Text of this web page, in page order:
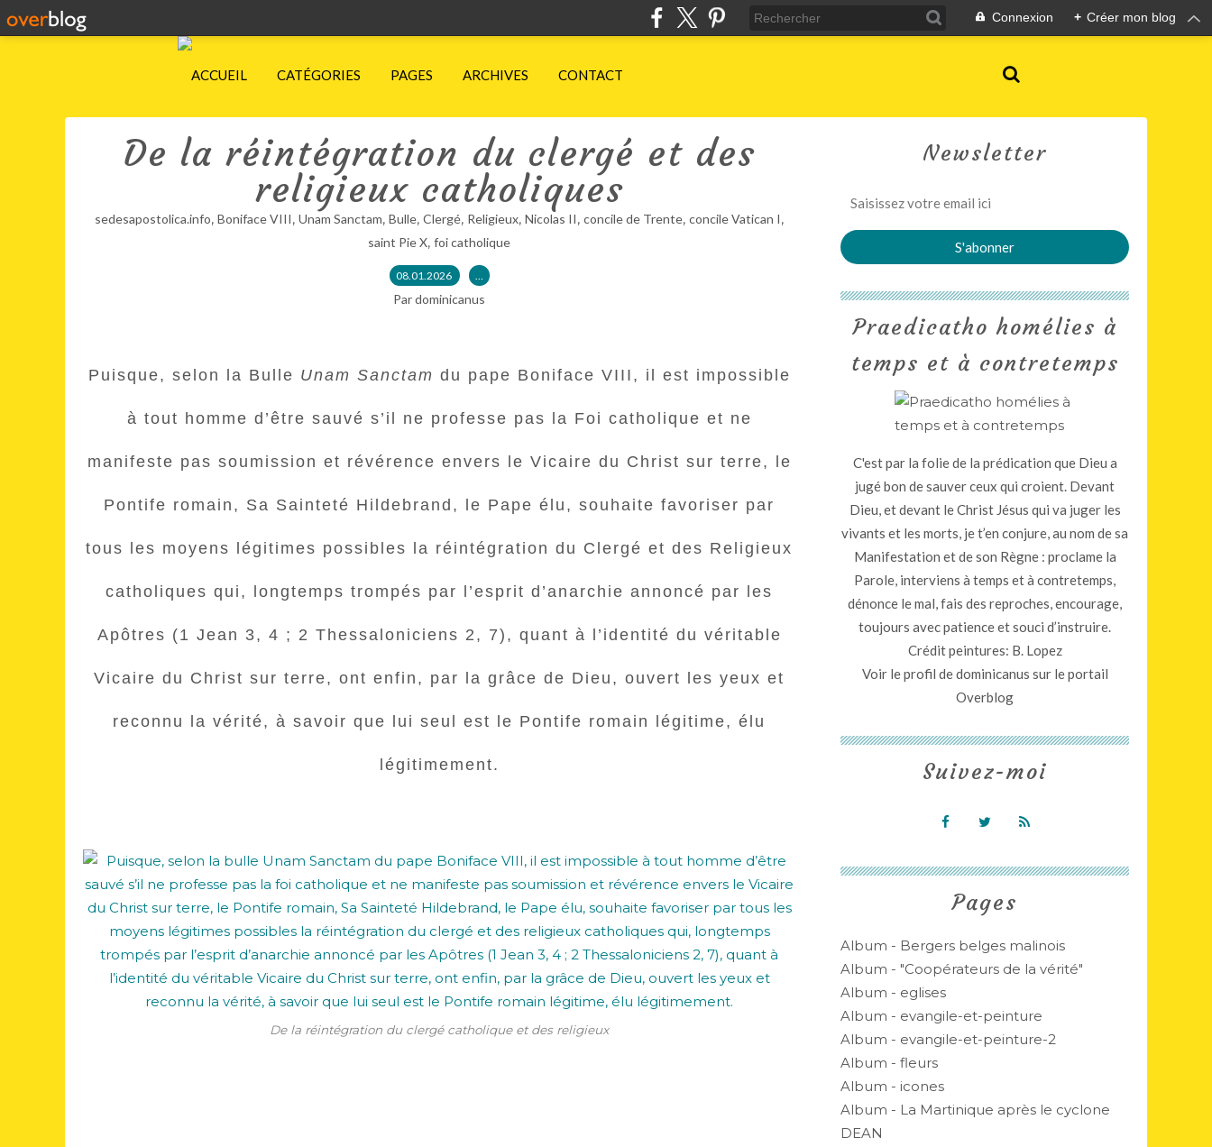
Connexion + Créer mon blog
ACCUEIL CATÉGORIES PAGES ARCHIVES CONTACT
De la réintégration du clergé et des
religieux catholiques
sedesapostolica.info, Boniface VIII, Unam Sanctam, Bulle, Clergé, Religieux, Nicolas II, concile de Trente, concile Vatican I,
saint Pie X, foi catholique
08.01.2026 …
Par dominicanus
Puisque, selon la Bulle Unam Sanctam du pape Boniface VIII, il est impossible
à tout homme d’être sauvé s’il ne professe pas la Foi catholique et ne
manifeste pas soumission et révérence envers le Vicaire du Christ sur terre, le
Pontife romain, Sa Sainteté Hildebrand, le Pape élu, souhaite favoriser par
tous les moyens légitimes possibles la réintégration du Clergé et des Religieux
catholiques qui, longtemps trompés par l’esprit d’anarchie annoncé par les
Apôtres (1 Jean 3, 4 ; 2 Thessaloniciens 2, 7), quant à l’identité du véritable
Vicaire du Christ sur terre, ont enfin, par la grâce de Dieu, ouvert les yeux et
reconnu la vérité, à savoir que lui seul est le Pontife romain légitime, élu
légitimement.
De la réintégration du clergé catholique et des religieux
Newsletter
Pages
Album - Bergers belges malinois
Album - "Coopérateurs de la vérité"
Album - eglises
Album - evangile-et-peinture
Album - evangile-et-peinture-2
Album - fleurs
Album - icones
Album - La Martinique après le cyclone
DEAN
Praedicatho homélies à
temps et à contretemps
C'est par la folie de la prédication que Dieu a
jugé bon de sauver ceux qui croient. Devant
Dieu, et devant le Christ Jésus qui va juger les
vivants et les morts, je t’en conjure, au nom de sa
Manifestation et de son Règne : proclame la
Parole, interviens à temps et à contretemps,
dénonce le mal, fais des reproches, encourage,
toujours avec patience et souci d’instruire.
Crédit peintures: B. Lopez
Voir le profil dedominicanus sur le portail
Overblog
Suivez-moi